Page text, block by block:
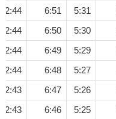
5:31
6:51
12:44
5:30
6:50
12:44
5:29
6:49
12:44
5:27
6:48
12:44
5:26
6:47
12:43
5:25
6:46
12:43